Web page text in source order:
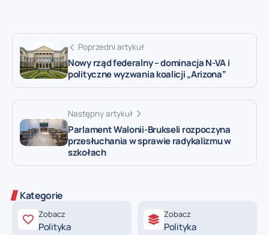
Poprzedni artykuł
Nowy rząd federalny – dominacja N-VA i
polityczne wyzwania koalicji „Arizona”
Następny artykuł
Parlament Walonii-Brukseli rozpoczyna
przesłuchania w sprawie radykalizmu w
szkołach
Kategorie
Zobacz
Polityka
Zobacz
Polityka